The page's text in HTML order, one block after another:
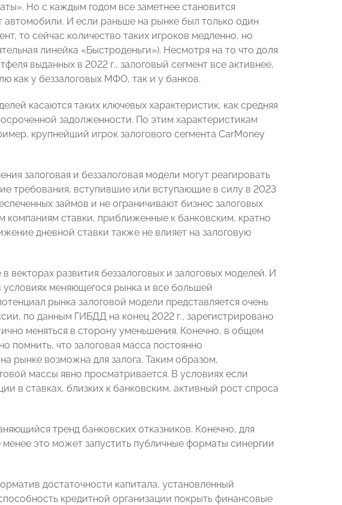
Но с каждым годом все заметнее становится
И если раньше на рынке был только один
то сейчас количество таких игроков медленно, но
линейка «Быстроденьги»). Несмотря на то что доля
выданных в 2022 г., залоговый сегмент все активнее,
как у беззалоговых МФО, так и у банков.
касаются таких ключевых характеристик, как средняя
задолженности. По этим характеристикам
крупнейший игрок залогового сегмента CarMoney
залоговая и беззалоговая модели могут реагировать
требования, вступившие или вступающие в силу в 2023
займов и не ограничивают бизнес залоговых
компаниям ставки, приближенные к банковским, кратно
дневной ставки также не влияет на залоговую
развития беззалоговых и залоговых моделей. И
меняющегося рынка и все большей
рынка залоговой модели представляется очень
по данным ГИБДД на конец 2022 г., зарегистрировано
меняться в сторону уменьшения. Конечно, в общем
помнить, что залоговая масса постоянно
рынке возможна для залога. Таким образом,
массы явно просматривается. В условиях если
в ставках, близких к банковским, активный рост спроса
тренд банковских отказников. Конечно, для
менее это может запустить публичные форматы синергии
достаточности капитала, установленный
кредитной организации покрыть финансовые